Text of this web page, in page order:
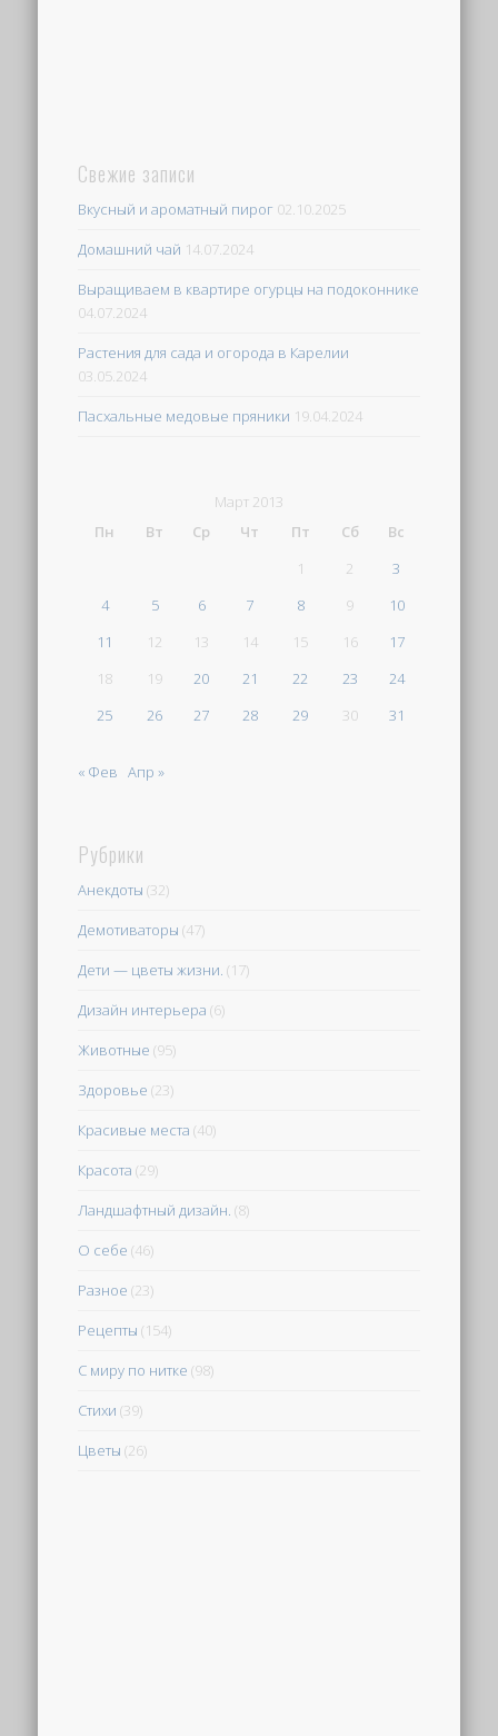
Свежие записи
Вкусный и ароматный пирог 02.10.2025
Домашний чай 14.07.2024
Выращиваем в квартире огурцы на подоконнике
04.07.2024
Растения для сада и огорода в Карелии
03.05.2024
Пасхальные медовые пряники 19.04.2024
Март 2013
Пн
Вт Ср Чт Пт Сб
Вс
1
2
3
4
5 6 7 8 9
10
11
12 13 14 15 16
17
18
19 20 21 22 23
24
25
26 27 28 29 30 31
« Фев Апр »
Рубрики
Анекдоты (32)
Демотиваторы (47)
Дети — цветы жизни. (17)
Дизайн интерьера (6)
Животные (95)
Здоровье (23)
Красивые места (40)
Красота (29)
Ландшафтный дизайн. (8)
О себе (46)
Разное (23)
Рецепты (154)
С миру по нитке (98)
Стихи (39)
Цветы (26)